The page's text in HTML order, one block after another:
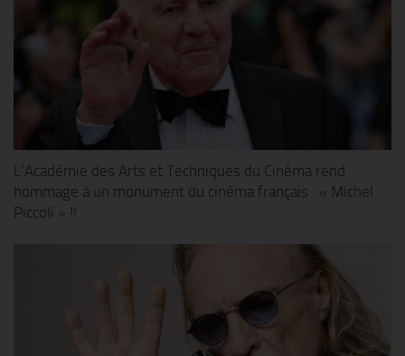
L’Académie des Arts et Techniques du Cinéma rend
hommage à un monument du cinéma français : « Michel
Piccoli » !!